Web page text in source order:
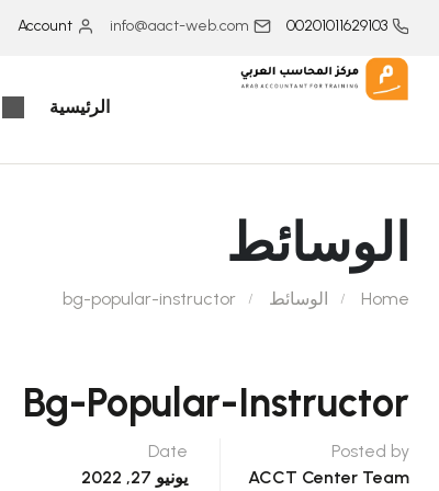
00201011629103
info@aact-web.com
Account
الرئيسية
الوسائط
Home الوسائط bg-popular-instructor
Bg-Popular-Instructor
Posted by
ACCT Center Team
Date
يونيو 27, 2022